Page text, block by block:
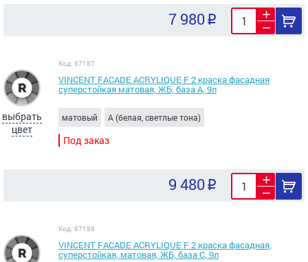
7 980
выбрать
цвет
Код: 67187
VINCENT FACADE ACRYLIQUE F 2 краска фасадная
суперстойкая матовая, ЖБ, база А, 9л
матовый A (белая, светлые тона)
Под заказ
9 480
Код: 67188
VINCENT FACADE ACRYLIQUE F 2 краска фасадная,
суперстойкая, матовая, ЖБ, база С, 9л